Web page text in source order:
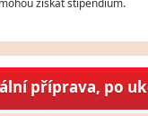
získat stipendium.
příprava, po